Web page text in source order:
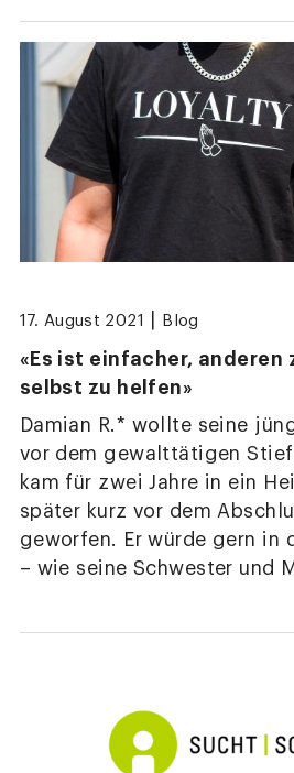
17. August 2021 Blog
«Es ist einfacher, anderen
selbst zu helfen»
Damian R.* wollte seine
vor dem gewalttätigen
kam für zwei Jahre in ein
später kurz vor dem
geworfen. Er würde gern in
– wie seine Schwester und